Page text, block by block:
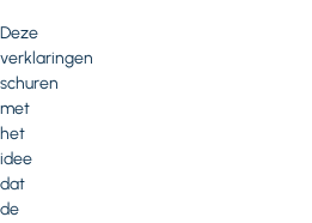
Deze
verklaringen
schuren
met
het
idee
dat
de